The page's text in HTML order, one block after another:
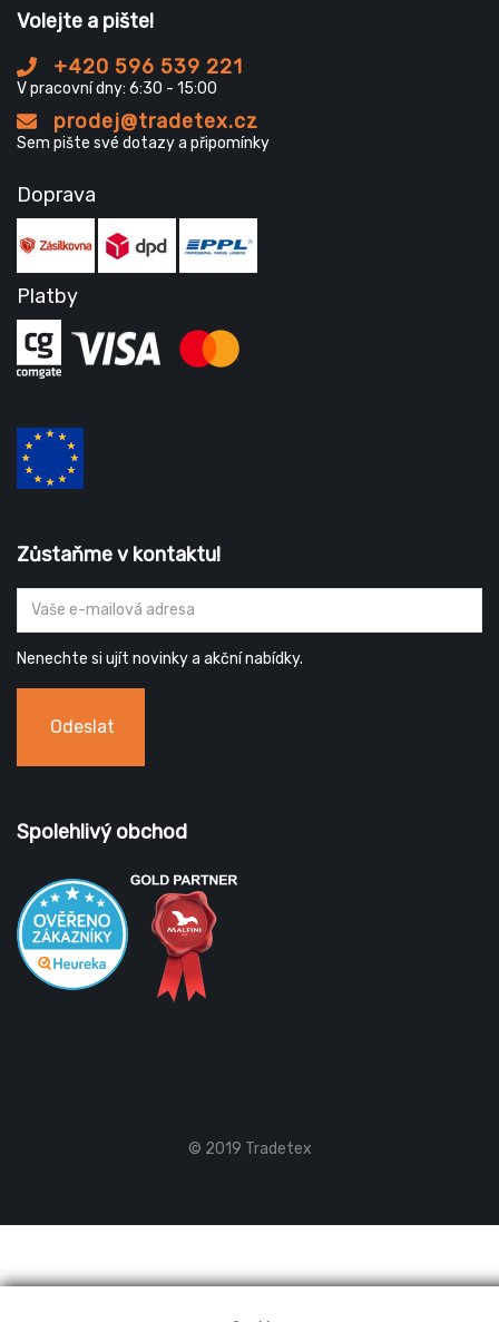
Volejte a pište!
+420 596 539 221
V pracovní dny: 6:30 - 15:00
prodej@tradetex.cz
Sem pište své dotazy a připomínky
Doprava
Platby
Zůstaňme v kontaktu!
Nenechte si ujít novinky a akční nabídky.
Odeslat
Spolehlivý obchod
© 2019 Tradetex